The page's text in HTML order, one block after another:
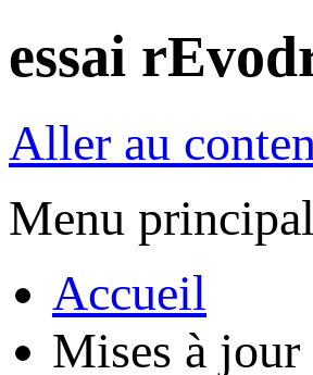
essai
Aller au
Menu
Accueil
Mises à